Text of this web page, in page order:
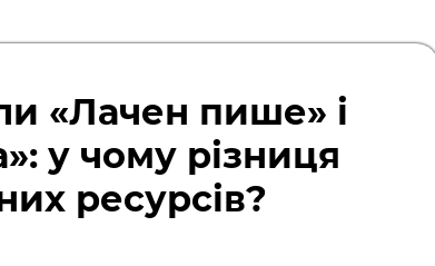
«Лачен пише» і
у чому різниця
ресурсів?